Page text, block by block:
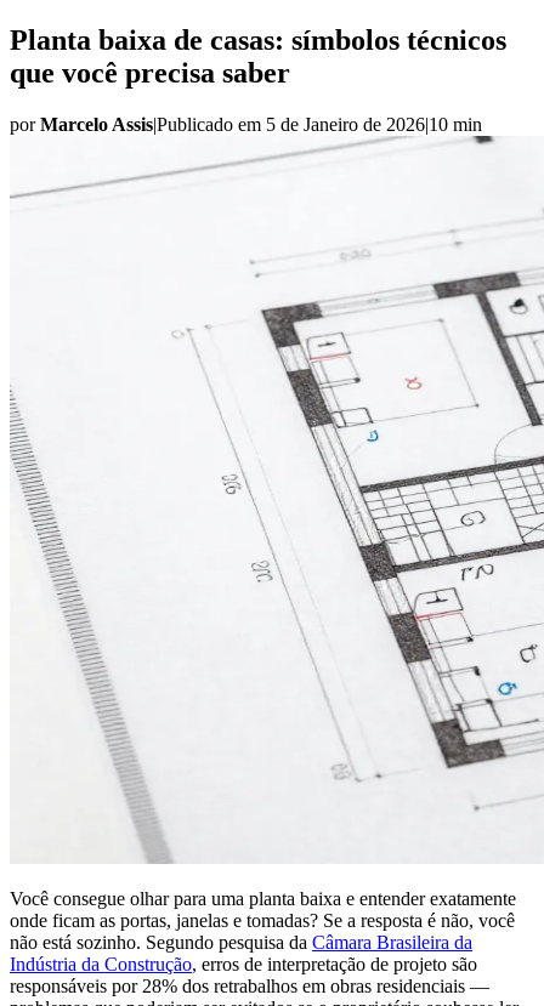
Planta baixa de casas: símbolos técnicos
que você precisa saber
porMarcelo Assis|Publicado em 5 de Janeiro de 2026|10 min
Você consegue olhar para uma planta baixa e entender exatamente
onde ficam as portas, janelas e tomadas? Se a resposta é não, você
não está sozinho. Segundo pesquisa da Câmara Brasileira da
Indústria da Construção, erros de interpretação de projeto são
responsáveis por 28% dos retrabalhos em obras residenciais —